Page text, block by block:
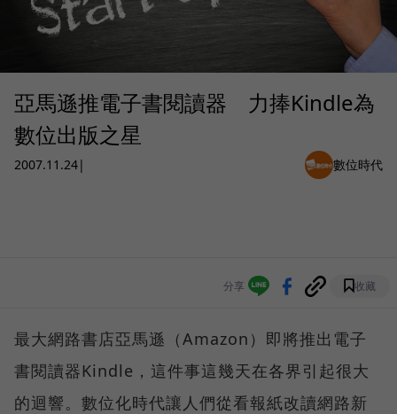
亞馬遜推電子書閱讀器 力捧Kindle為
數位出版之星
2007.11.24| 數位時代
分享 收藏
最大網路書店亞馬遜（Amazon）即將推出電子
書閱讀器Kindle，這件事這幾天在各界引起很大
的迴響。數位化時代讓人們從看報紙改讀網路新